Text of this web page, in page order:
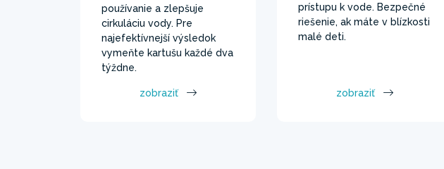
používanie a zlepšuje
cirkuláciu vody. Pre
najefektívnejší výsledok
vymeňte kartušu každé dva
týždne.
zobraziť
prístupu k vode. Bezpečné
riešenie, ak máte v blízkosti
malé deti.
zobraziť